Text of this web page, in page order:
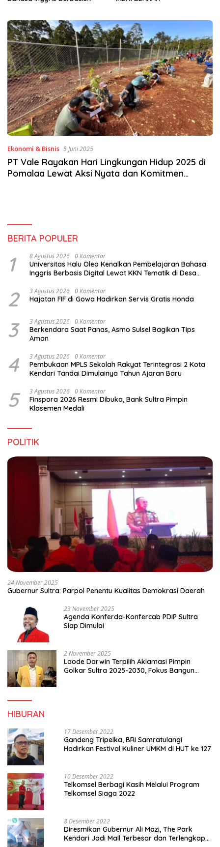
Ekonomi & Bisnis 5 Juni 2025
PT Vale Rayakan Hari Lingkungan Hidup 2025 di
Pomalaa Lewat Aksi Nyata dan Komitmen
BERITA POPULER
1 8 Agustus 2026 0 Komentar
Universitas Halu Oleo Kenalkan Pembelajaran Bahasa
Inggris Berbasis Digital Lewat KKN Tematik di Desa
2 3 Agustus 2026 0 Komentar
Hajatan FIF di Gowa Hadirkan Servis Gratis Honda
3 3 Agustus 2026 0 Komentar
Berkendara Saat Panas, Asmo Sulsel Bagikan Tips
Aman
4 3 Agustus 2026 0 Komentar
Pembukaan MPLS Sekolah Rakyat Terintegrasi 2 Kota
Kendari Tandai Dimulainya Tahun Ajaran Baru
5 3 Agustus 2026 0 Komentar
Finspora 2026 Resmi Dibuka, Bank Sultra Pimpin
Klasemen Medali
POLITIK
24 November 2025
Gubernur Sultra: Parpol Penentu Kualitas Demokrasi Daerah
23 November 2025
Agenda Konferda-Konfercab PDIP Sultra
Siap Dimulai
2 November 2025
Laode Darwin Terpilih Aklamasi Pimpin
Golkar Sultra 2025-2030, Fokus Bangun
HIBURAN
17 Desember 2022
Gandeng Tripelka, BRI Samratulangi
Hadirkan Festival Kuliner UMKM di HUT ke 127
10 Desember 2022
Telkomsel Berbagi Kasih Melalui Program
Telkomsel Siaga 2022
8 Desember 2022
Diresmikan Gubernur Ali Mazi, The Park
Kendari Jadi Mall Terbesar dan Terlengkap